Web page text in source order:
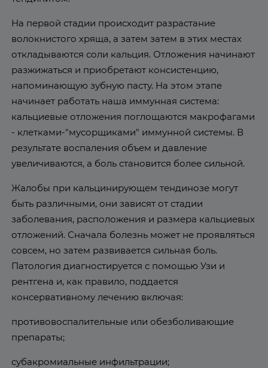
На первой стадии происходит разрастание
волокнистого хряща, а затем затем в этих местах
откладываются соли кальция. Отложения начинают
разжижаться и приобретают консистенцию,
напоминающую зубную пасту. На этом этапе
начинает работать наша иммунная система:
кальциевые отложения поглощаются макрофагами
- клетками-"мусорщиками" иммунной системы. В
результате воспаления объем и давление
увеличиваются, а боль становится более сильной.
Жалобы при кальцинирующем тендинозе могут
быть различными, они зависят от стадии
заболевания, расположения и размера кальциевых
отложений. Сначала болезнь может не проявляться
совсем, но затем развивается сильная боль.
Патология диагностируется с помощью Узи и
рентгена и, как правило, поддается
консервативному лечению включая:
противовоспалительные или обезболивающие
препараты;
субакромиальные инфильтрации;